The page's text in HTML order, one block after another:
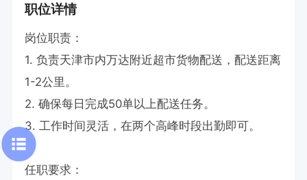
职位详情
岗位职责：
1. 负责天津市内万达附近超市货物配送，配送距离
1-2公里。
2. 确保每日完成50单以上配送任务。
3. 工作时间灵活，在两个高峰时段出勤即可。
任职要求：